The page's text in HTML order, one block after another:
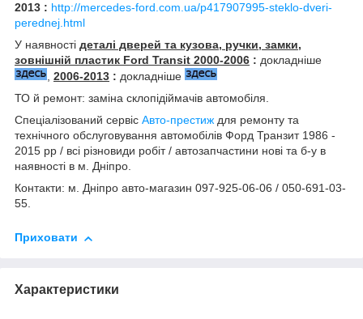
2013 : http://mercedes-ford.com.ua/p417907995-steklo-dveri-
perednej.html
У наявності деталі дверей та кузова, ручки, замки,
зовнішній пластик Ford Transit 2000-2006 : докладніше
, 2006-2013 : докладніше
ТО й ремонт: заміна склопідіймачів автомобіля.
Спеціалізований сервіс Авто-престиж для ремонту та
технічного обслуговування автомобілів Форд Транзит 1986 -
2015 рр / всі різновиди робіт / автозапчастини нові та б-у в
наявності в м. Дніпро.
Контакти: м. Дніпро авто-магазин 097-925-06-06 / 050-691-03-
55.
Приховати
Характеристики